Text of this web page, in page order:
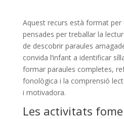
Aquest recurs està format
pensades per treballar la
de descobrir paraules
convida l’infant a identificar
formar paraules completes,
fonològica i la comprensió
i motivadora.
Les activitats